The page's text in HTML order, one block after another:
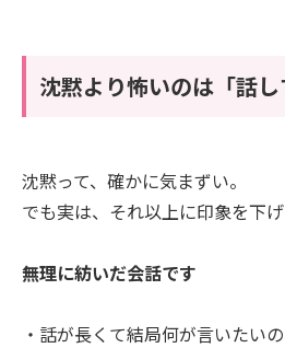
沈黙より怖いのは「話し
沈黙って、確かに気まずい。
でも実は、それ以上に印象を下
無理に紡いだ会話です
・話が長くて結局何が言いたい